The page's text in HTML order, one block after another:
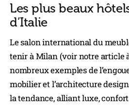
Cuisine & Recettes
Découvertes
Les plus beaux
d’Italie
Le salon international du
tenir à Milan (voir notre article à
nombreux exemples de
mobilier et l’architecture
la tendance, alliant luxe,